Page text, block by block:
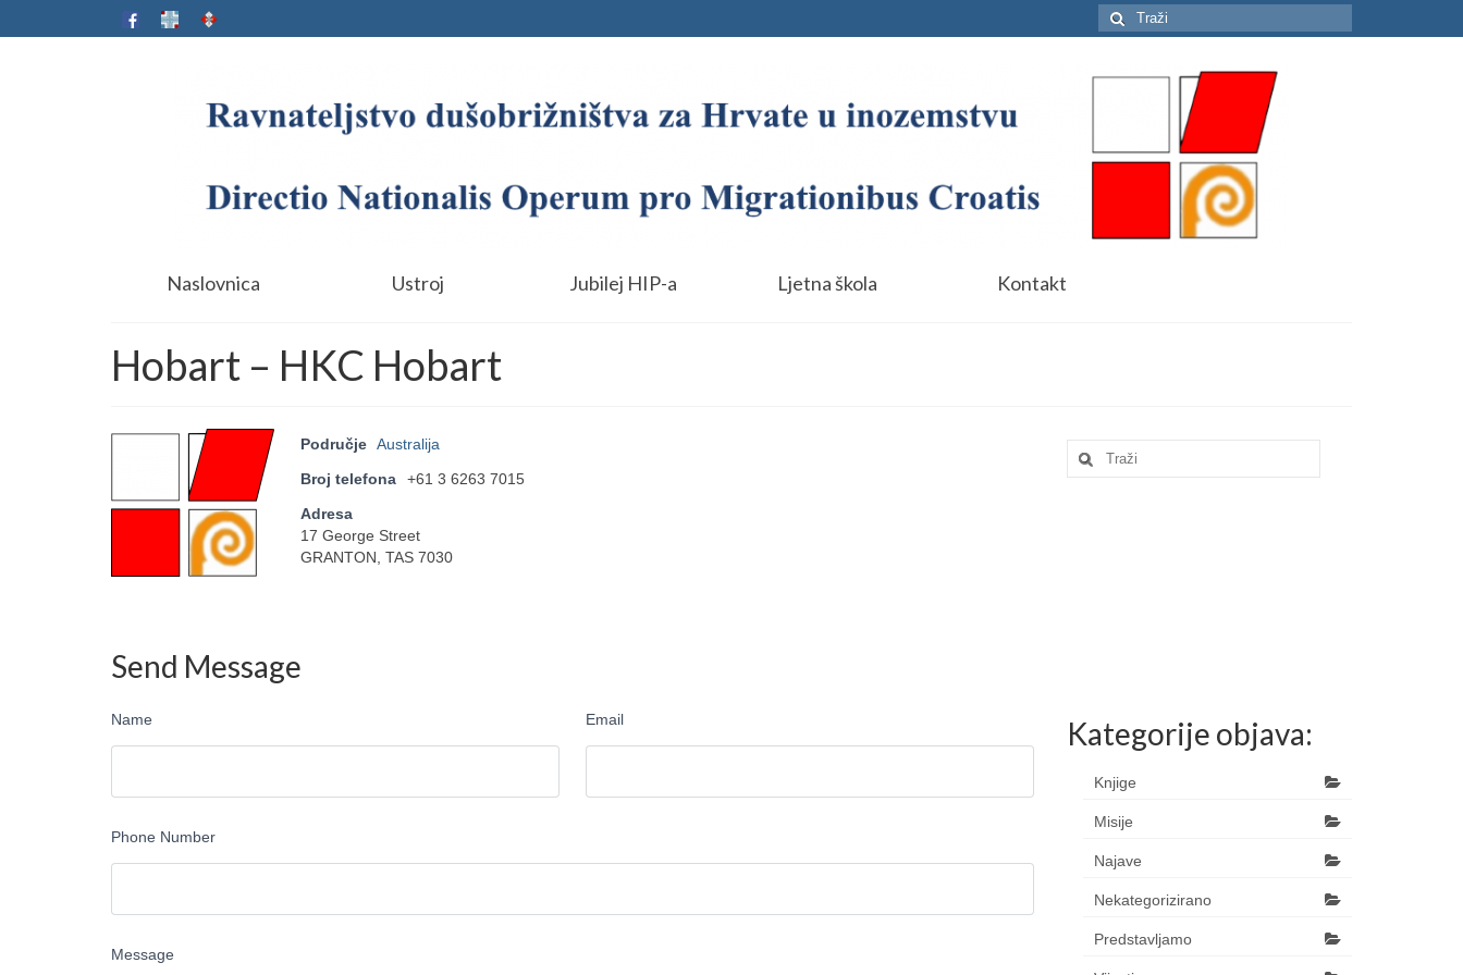
Search
for:
Naslovnica Ustroj Jubilej HIP-a Ljetna škola Kontakt
Hobart – HKC Hobart
Područje Australija
Broj telefona
+61 3 6263 7015
Adresa
17 George Street
GRANTON, TAS 7030
Send Message
Name Email
Phone Number
Message
Search
for:
Kategorije objava:
Knjige
Misije
Najave
Nekategorizirano
Predstavljamo